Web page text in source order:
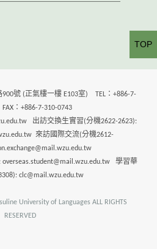
號 (正氣樓一樓 E103室) TEL：+886-7-
：+886-7-310-0743
出訪交換生實習(分機2622-2623):
來訪國際交流(分機2612-
學習華
clc@mail.wzu.edu.tw
University of Languages ALL RIGHTS
RESERVED
TOP